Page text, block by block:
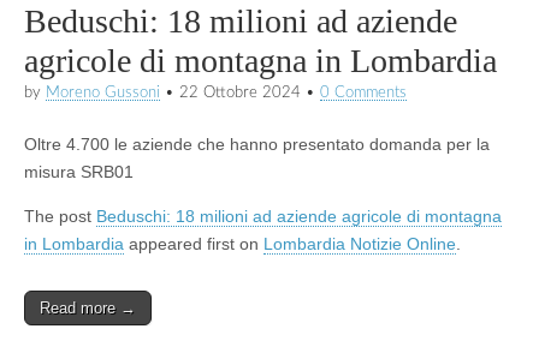
Beduschi: 18 milioni ad aziende
agricole di montagna in Lombardia
by Moreno Gussoni • 22 Ottobre 2024 • 0 Comments
Oltre 4.700 le aziende che hanno presentato domanda per la
misura SRB01
The post Beduschi: 18 milioni ad aziende agricole di montagna
in Lombardia appeared first on Lombardia Notizie Online
Read more →